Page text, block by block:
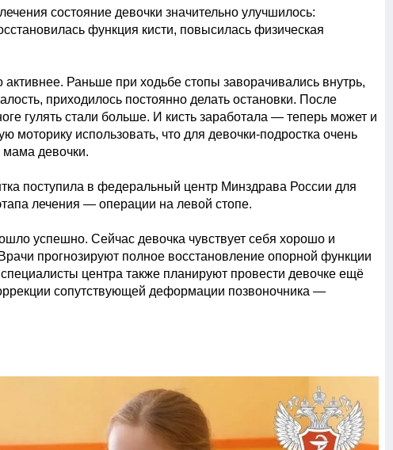
состояние девочки значительно улучшилось:
функция кисти, повысилась физическая
Раньше при ходьбе стопы заворачивались внутрь,
приходилось постоянно делать остановки. После
гулять стали больше. И кисть заработала — теперь может и
моторику использовать, что для девочки-подростка очень
девочки.
поступила в федеральный центр Минздрава России для
лечения — операции на левой стопе.
успешно. Сейчас девочка чувствует себя хорошо и
прогнозируют полное восстановление опорной функции
центра также планируют провести девочке ещё
сопутствующей деформации позвоночника —